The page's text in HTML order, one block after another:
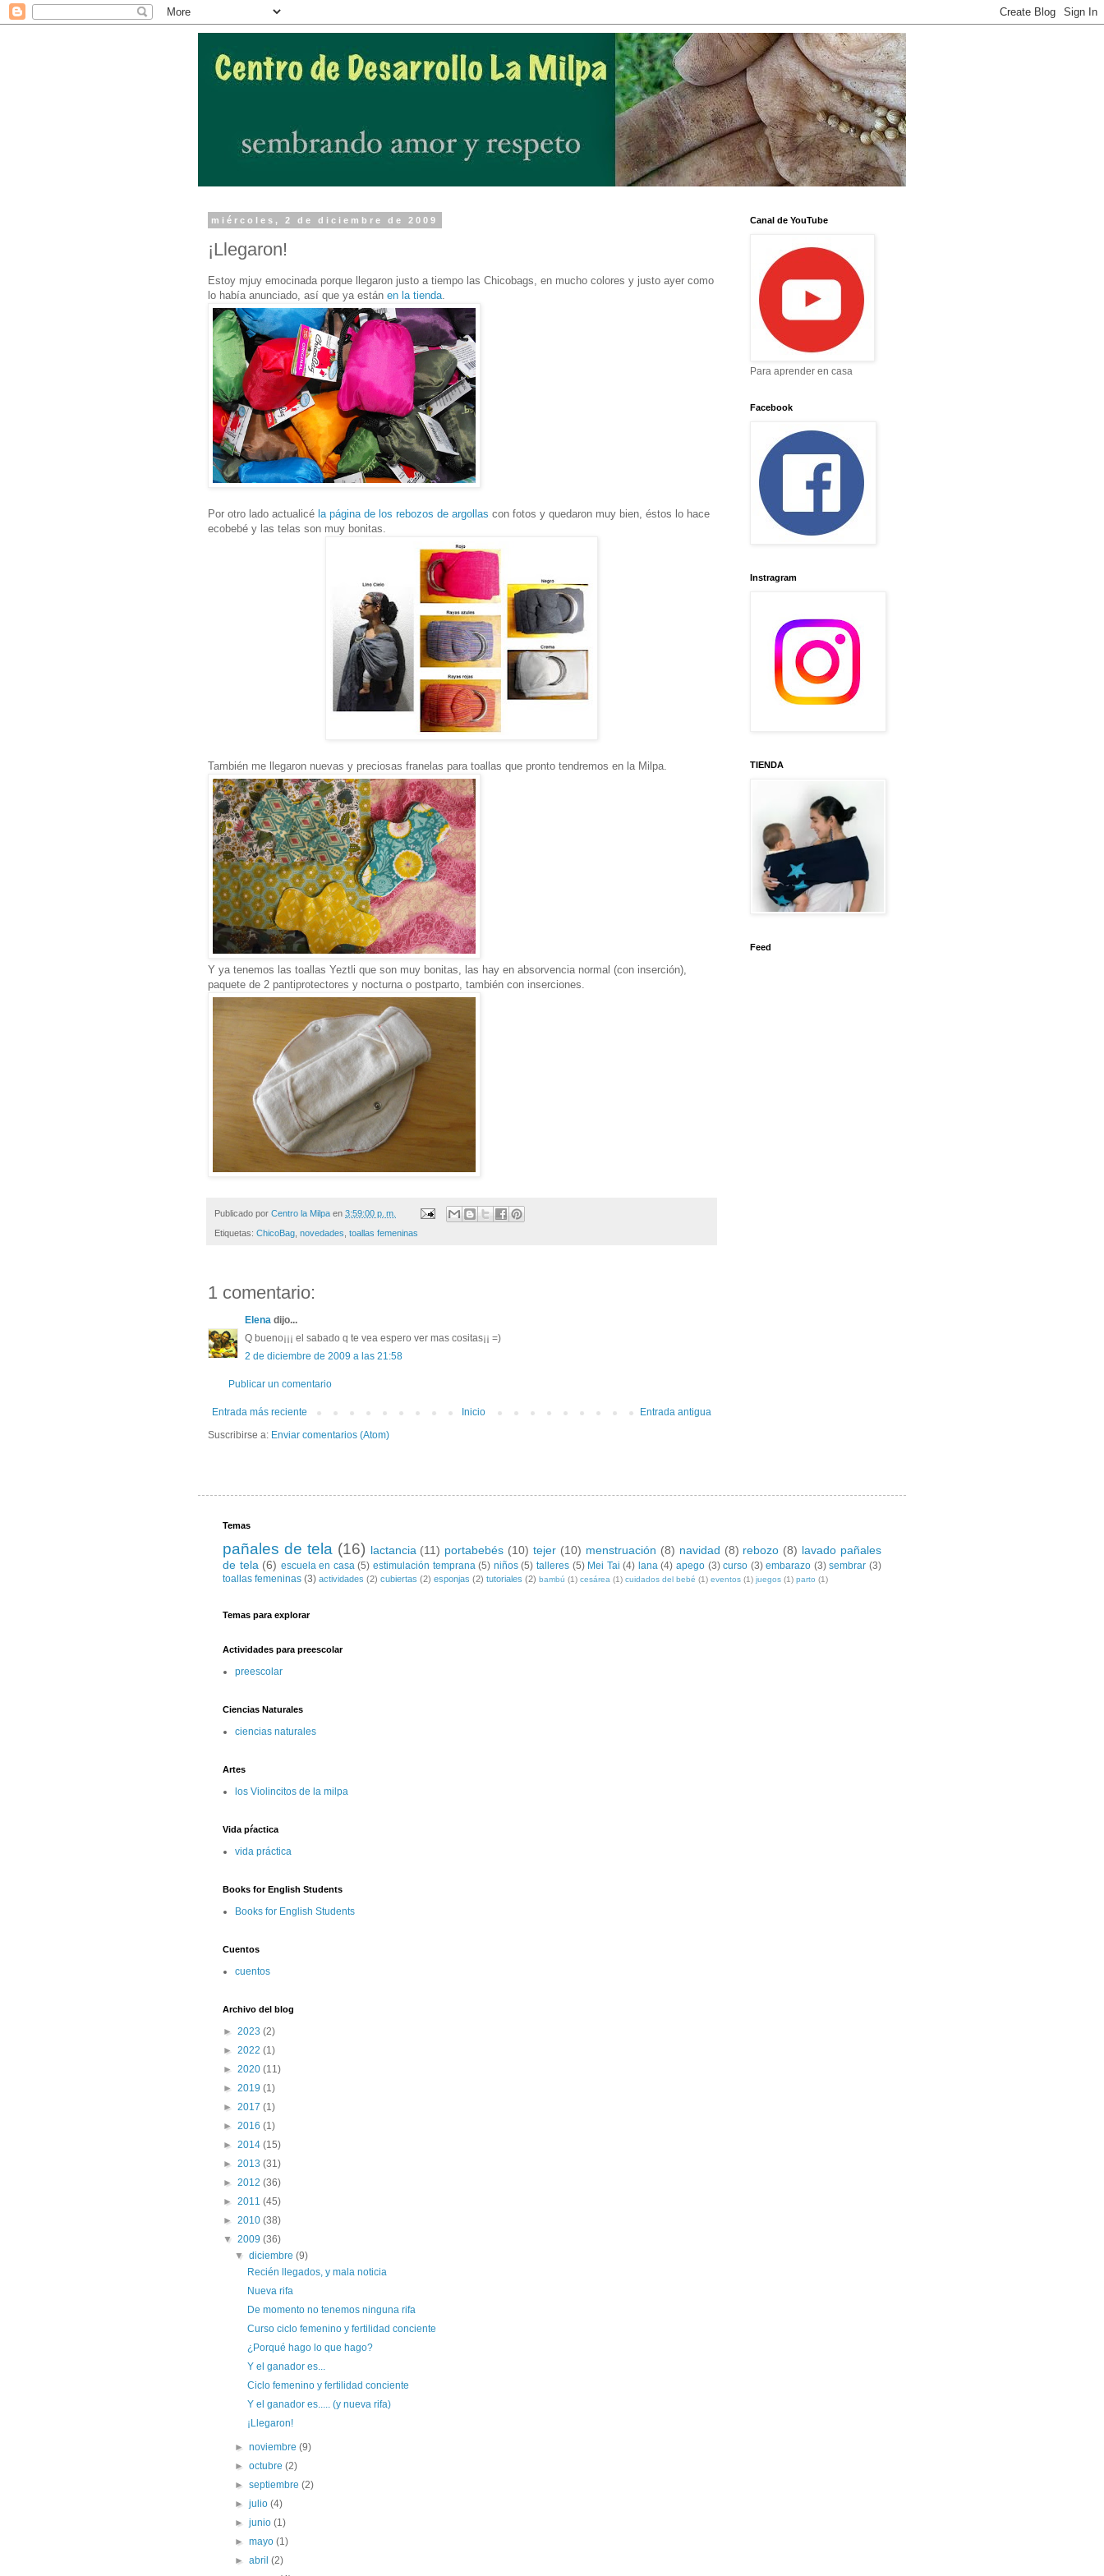
miércoles, 2 de diciembre de 2009
¡Llegaron!
Estoy mjuy emocinada porque llegaron justo a tiempo las Chicobags, en mucho colores y justo ayer como
lo había anunciado, así que ya están en la tienda
Por otro lado actualicé la página de los rebozos de argollas con fotos y quedaron muy bien, éstos lo hace
ecobebé y las telas son muy bonitas.
También me llegaron nuevas y preciosas franelas para toallas que pronto tendremos en la Milpa.
Y ya tenemos las toallas Yeztli que son muy bonitas, las hay en absorvencia normal (con inserción),
paquete de 2 pantiprotectores y nocturna o postparto, también con inserciones.
Publicado por Centro la Milpa en 3:59:00 p. m.
Etiquetas: ChicoBag novedades toallas femeninas
1 comentario:
Elena dijo...
Q bueno¡¡¡ el sabado q te vea espero ver mas cositas¡¡ =)
2 de diciembre de 2009 a las 21:58
Publicar un comentario
Entrada más reciente Entrada antigua
Inicio
Suscribirse a: Enviar comentarios (Atom)
Canal de YouTube
Para aprender en casa
Facebook
Instragram
TIENDA
Feed
Temas
pañales de tela (16) lactancia (11) portabebés (10) tejer (10) menstruación (8) navidad (8) rebozo (8) lavado pañales
de tela (6) escuela en casa (5) estimulación temprana (5) niños (5) talleres (5) Mei Tai (4) lana (4) apego (3) curso (3) embarazo (3) sembrar (3)
toallas femeninas (3) actividades (2) cubiertas (2) esponjas (2) tutoriales (2) bambú (1) cesárea (1) cuidados del bebé (1) eventos (1) juegos (1) parto (1)
Temas para explorar
Actividades para preescolar
preescolar
Ciencias Naturales
ciencias naturales
Artes
los Violincitos de la milpa
Vida pŕactica
vida práctica
Books for English Students
Books for English Students
Cuentos
cuentos
Archivo del blog
► 2023 (2)
► 2022 (1)
► 2020 (11)
► 2019 (1)
► 2017 (1)
► 2016 (1)
► 2014 (15)
► 2013 (31)
► 2012 (36)
► 2011 (45)
► 2010 (38)
▼ 2009 (36)
▼diciembre(9)
Recién llegados, y mala noticia
Nueva rifa
De momento no tenemos ninguna rifa
Curso ciclo femenino y fertilidad conciente
¿Porqué hago lo que hago?
Y el ganador es...
Ciclo femenino y fertilidad conciente
Y el ganador es..... (y nueva rifa)
¡Llegaron!
►noviembre(9)
►octubre(2)
►septiembre(2)
►julio(4)
►junio(1)
►mayo(1)
►abril(2)